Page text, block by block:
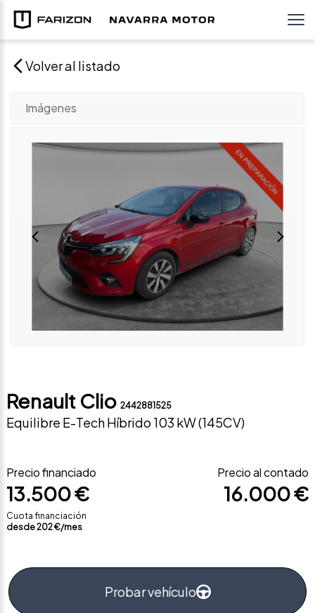
Volver al listado
Imágenes
Renault Clio 2442881525
Equilibre E-Tech Híbrido 103 kW (145CV)
Precio financiado
13.500 €
Cuota financiación
desde202€/mes
Precio al contado
16.000 €
Probar vehículo